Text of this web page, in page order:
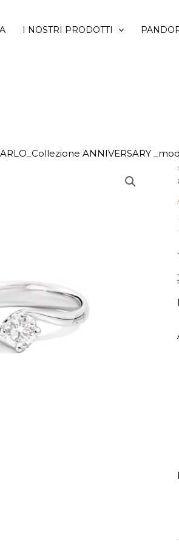
I NOSTRI PRODOTTI
ANNIVERSARY